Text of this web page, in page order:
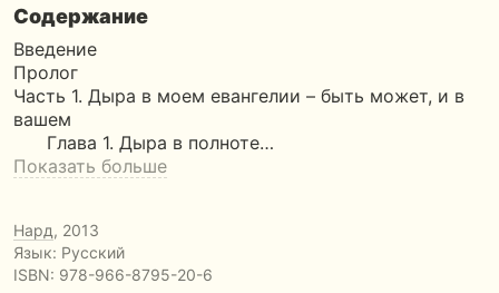
Содержание
Введение
Пролог
Часть 1. Дыра в моем евангелии – быть может, и в
вашем
Глава 1. Дыра в полноте…
Показать больше
Нард, 2013
Язык: Русский
ISBN: 978-966-8795-20-6